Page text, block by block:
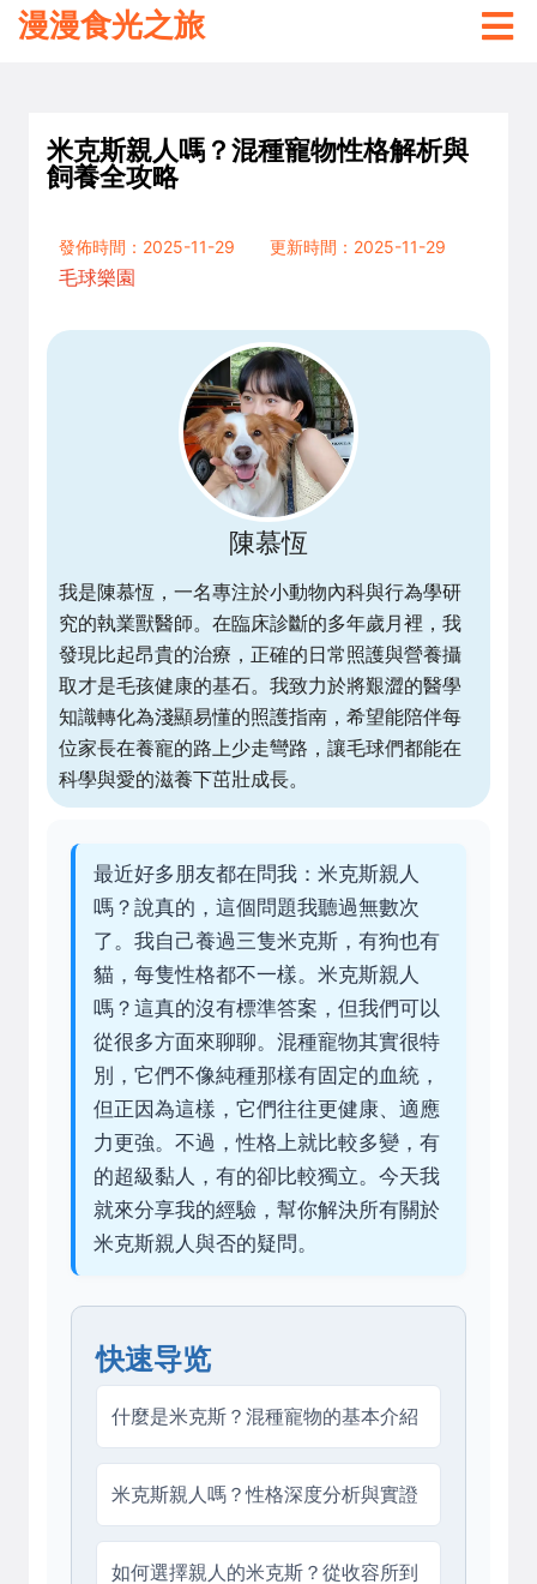
漫漫食光之旅
米克斯親人嗎？混種寵物性格解析與
飼養全攻略
發佈時間：2025-11-29
更新時間：2025-11-29
毛球樂園
陳慕恆
我是陳慕恆，一名專注於小動物內科與行為學研
究的執業獸醫師。在臨床診斷的多年歲月裡，我
發現比起昂貴的治療，正確的日常照護與營養攝
取才是毛孩健康的基石。我致力於將艱澀的醫學
知識轉化為淺顯易懂的照護指南，希望能陪伴每
位家長在養寵的路上少走彎路，讓毛球們都能在
科學與愛的滋養下茁壯成長。
最近好多朋友都在問我：米克斯親人
嗎？說真的，這個問題我聽過無數次
了。我自己養過三隻米克斯，有狗也有
貓，每隻性格都不一樣。米克斯親人
嗎？這真的沒有標準答案，但我們可以
從很多方面來聊聊。混種寵物其實很特
別，它們不像純種那樣有固定的血統，
但正因為這樣，它們往往更健康、適應
力更強。不過，性格上就比較多變，有
的超級黏人，有的卻比較獨立。今天我
就來分享我的經驗，幫你解決所有關於
米克斯親人與否的疑問。
快速导览
什麼是米克斯？混種寵物的基本介紹
米克斯親人嗎？性格深度分析與實證
如何選擇親人的米克斯？從收容所到